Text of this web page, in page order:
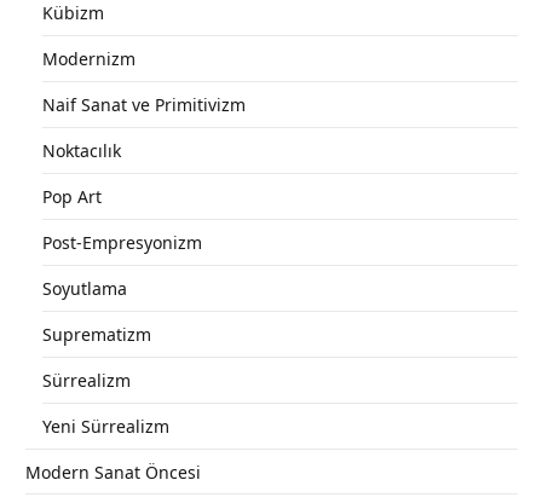
Kübizm
Modernizm
Naif Sanat ve Primitivizm
Noktacılık
Pop Art
Post-Empresyonizm
Soyutlama
Suprematizm
Sürrealizm
Yeni Sürrealizm
Modern Sanat Öncesi